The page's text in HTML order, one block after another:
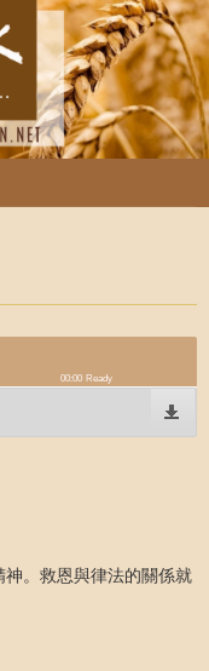
00:00 Ready
。救恩與律法的關係就